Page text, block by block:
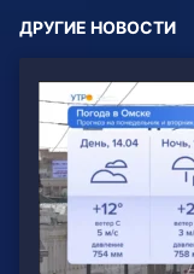
ДРУГИЕ НОВОСТИ